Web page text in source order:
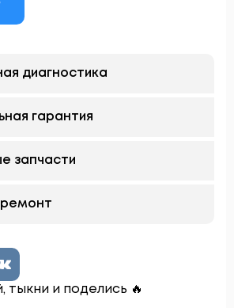
диагностика
гарантия
запчасти
тыкни и поделись 🔥